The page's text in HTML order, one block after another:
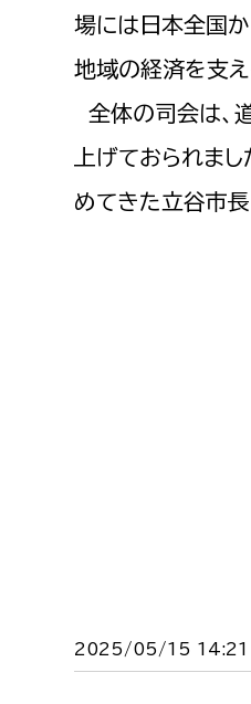
場には日本全国
地域の経済を支
全体の司会は、
上げておられま
めてきた立谷市
2025/05/15